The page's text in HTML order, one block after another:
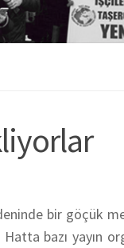
bir göçük
bazı yayın